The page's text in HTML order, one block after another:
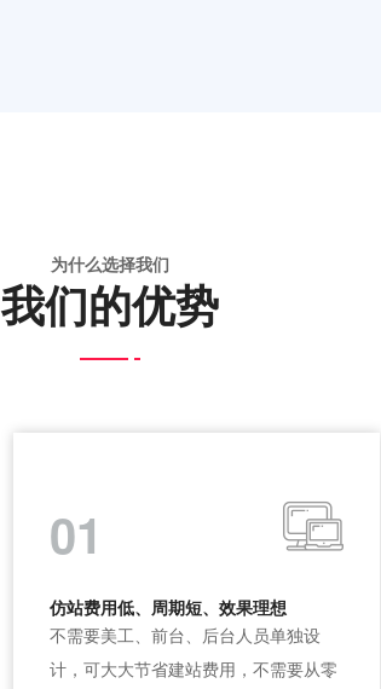
为什么选择我们
我们的优势
01
仿站费用低、周期短、效果理想
不需要美工、前台、后台人员单独设
计，可大大节省建站费用，不需要从零